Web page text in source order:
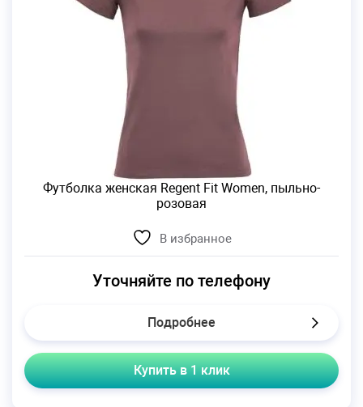
Футболка женская Regent Fit Women, пыльно-
розовая
В избранное
Уточняйте по телефону
Подробнее
Купить в 1 клик